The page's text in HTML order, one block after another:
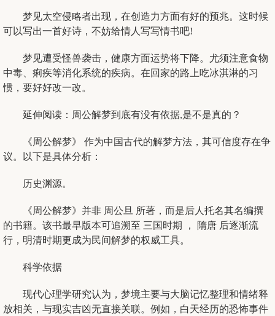
梦见太空侵略者出现，在创造力方面有好的预兆。这时候
可以写出一首好诗，不妨给情人写写情书吧!
梦见遭受怪兽袭击，健康方面运势将下降。尤须注意食物
中毒、痢疾等消化系统的疾病。在回家的路上吃冰淇淋的习
惯，要好好改一改。
延伸阅读：周公解梦到底有没有依据,是不是真的？
《周公解梦》 作为中国古代的解梦方法，其可信度存在争
议。以下是具体分析：
历史渊源。
《周公解梦》并非 周公旦 所著，而是后人托名其名编撰
的书籍。该书最早版本可追溯至 三国时期 ， 隋唐 后逐渐流
行，明清时期更成为民间解梦的权威工具。
科学依据
现代心理学研究认为，梦境主要与大脑记忆整理和情绪释
放相关，与现实吉凶无直接关联。例如，白天经历的恐怖事件